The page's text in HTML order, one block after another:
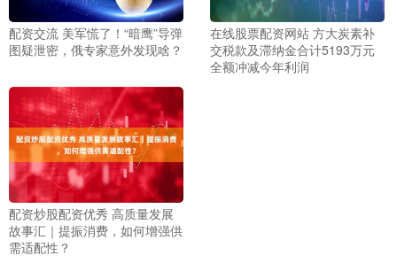
配资交流 美军慌了！“暗鹰”导弹
图疑泄密，俄专家意外发现啥？
在线股票配资网站 方大炭素补
交税款及滞纳金合计5193万元
全额冲减今年利润
配资炒股配资优秀 高质量发展
故事汇｜提振消费，如何增强供
需适配性？